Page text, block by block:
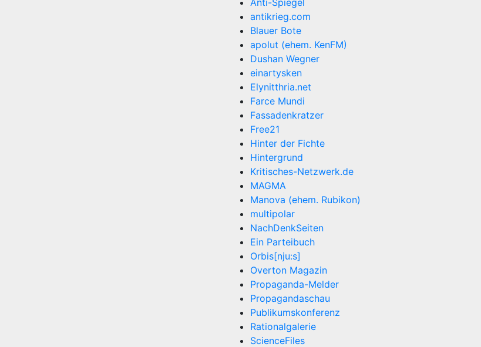
Anti-Spiegel
antikrieg.com
Blauer Bote
apolut (ehem. KenFM)
Dushan Wegner
einartysken
Elynitthria.net
Farce Mundi
Fassadenkratzer
Free21
Hinter der Fichte
Hintergrund
Kritisches-Netzwerk.de
MAGMA
Manova (ehem. Rubikon)
multipolar
NachDenkSeiten
Ein Parteibuch
Orbis[nju:s]
Overton Magazin
Propaganda-Melder
Propagandaschau
Publikumskonferenz
Rationalgalerie
ScienceFiles